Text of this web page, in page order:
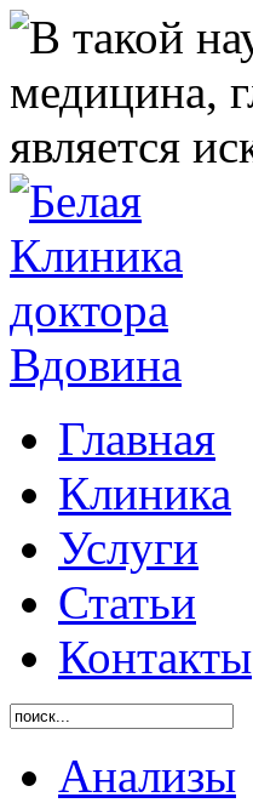
Главная
Клиника
Услуги
Статьи
Контакты
Анализы